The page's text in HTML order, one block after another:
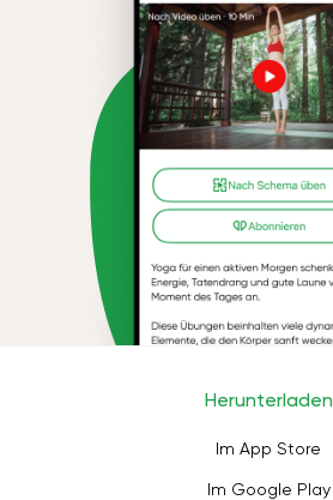
Herunterladen
Im App Store
Im Google Play